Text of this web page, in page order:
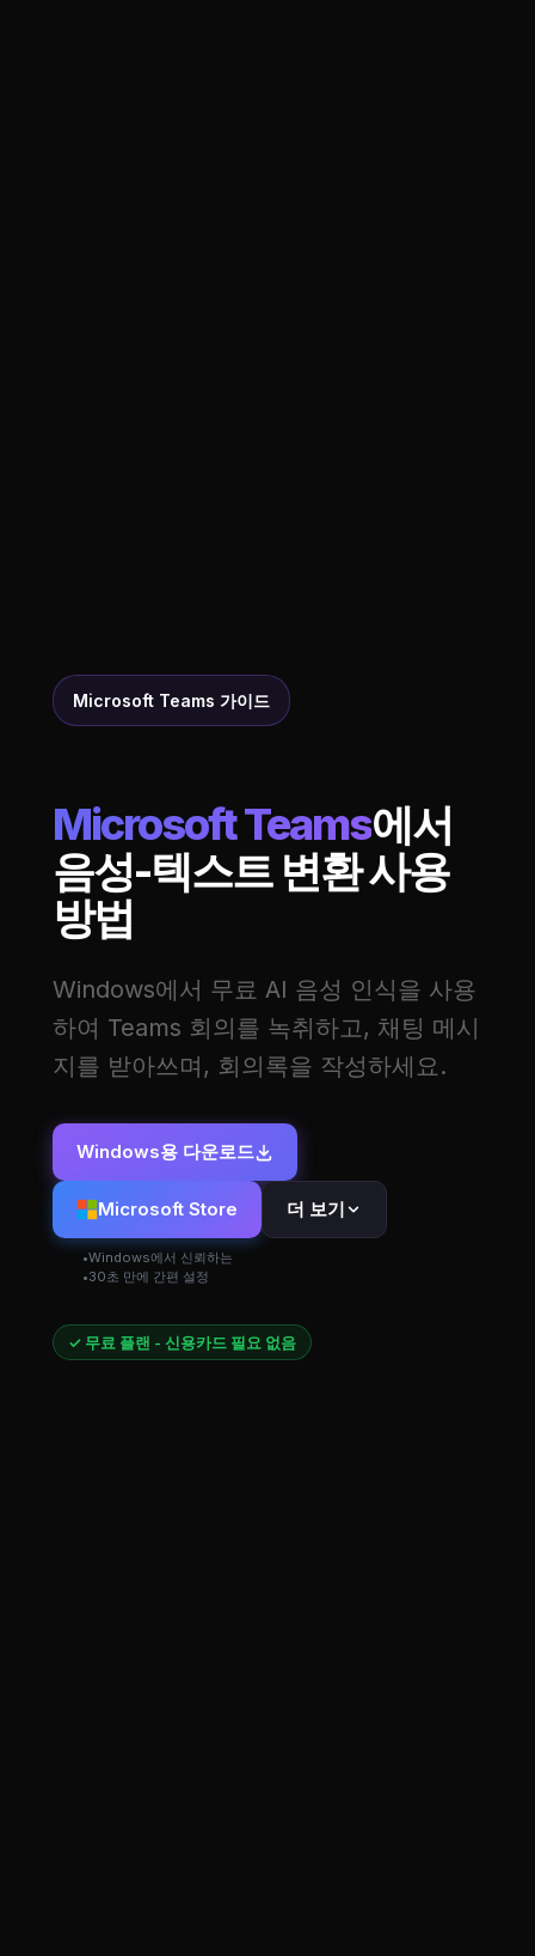
Microsoft Teams 가이드
Microsoft Teams에서
음성-텍스트 변환 사용
방법
Windows에서 무료 AI 음성 인식을 사용
하여 Teams 회의를 녹취하고, 채팅 메시
지를 받아쓰며, 회의록을 작성하세요.
Windows용 다운로드
Microsoft Store
Windows에서 신뢰하는
30초 만에 간편 설정
더 보기
✓ 무료 플랜 - 신용카드 필요 없음